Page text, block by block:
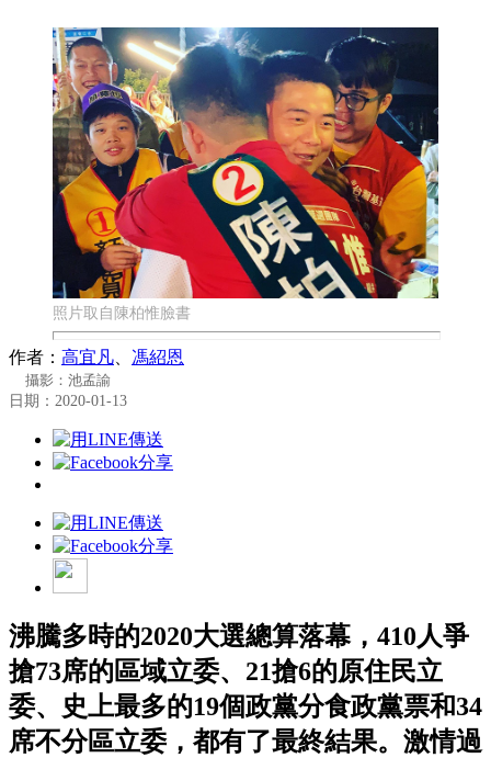
照片取自陳柏惟臉書
作者： 高宜凡 馮紹恩
攝影：池孟諭
日期：2020-01-13
沸騰多時的2020大選總算落幕，410人爭
搶73席的區域立委、21搶6的原住民立
委、史上最多的19個政黨分食政黨票和34
席不分區立委，都有了最終結果。激情過